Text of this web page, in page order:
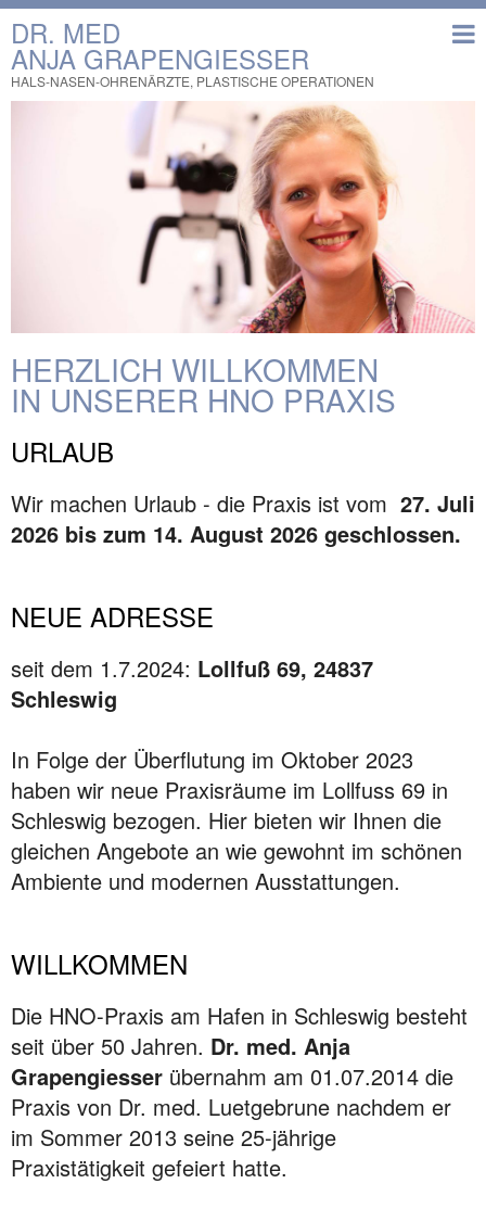
DR. MED
ANJA GRAPENGIESSER
HALS-NASEN-OHRENÄRZTE, PLASTISCHE OPERATIONEN
HERZLICH WILLKOMMEN
IN UNSERER HNO PRAXIS
URLAUB
Wir machen Urlaub - die Praxis ist vom 27. Juli
2026 bis zum 14. August 2026 geschlossen.
NEUE ADRESSE
seit dem 1.7.2024: Lollfuß 69, 24837
Schleswig
In Folge der Überflutung im Oktober 2023
haben wir neue Praxisräume im Lollfuss 69 in
Schleswig bezogen. Hier bieten wir Ihnen die
gleichen Angebote an wie gewohnt im schönen
Ambiente und modernen Ausstattungen.
WILLKOMMEN
Die HNO-Praxis am Hafen in Schleswig besteht
seit über 50 Jahren. Dr. med. Anja
Grapengiesser übernahm am 01.07.2014 die
Praxis von Dr. med. Luetgebrune nachdem er
im Sommer 2013 seine 25-jährige
Praxistätigkeit gefeiert hatte.